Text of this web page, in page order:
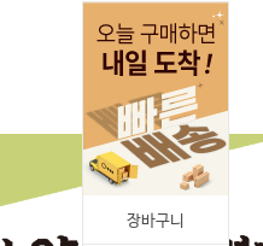
장바구니